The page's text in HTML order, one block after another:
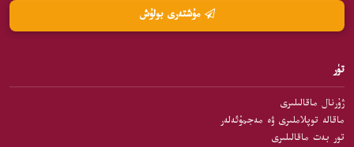
تۈر
ژۇرنال ماقالىلىرى
ماقالە توپلاملىرى ۋە مەجمۇئەلەر
تور بەت ماقالىلىرى